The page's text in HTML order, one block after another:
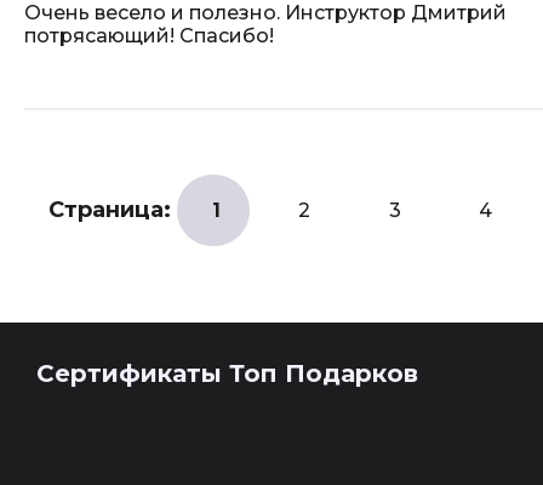
Очень весело и полезно. Инструктор Дмитрий
потрясающий! Спасибо!
Страница: 1 2 3 4
Сертификаты Топ Подарков